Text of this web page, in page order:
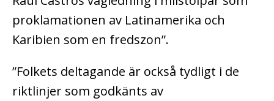
proklamationen av Latinamerika och
Karibien som en fredszon”.
”Folkets deltagande är också tydligt i de
riktlinjer som godkänts av